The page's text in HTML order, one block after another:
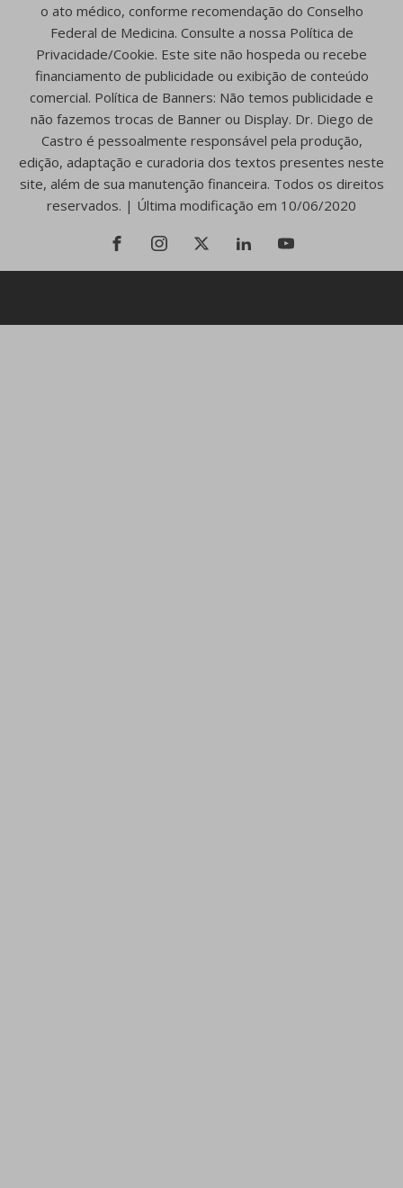
o ato médico, conforme recomendação do Conselho
Federal de Medicina. Consulte a nossa Política de
Privacidade/Cookie. Este site não hospeda ou recebe
financiamento de publicidade ou exibição de conteúdo
comercial. Política de Banners: Não temos publicidade e
não fazemos trocas de Banner ou Display. Dr. Diego de
Castro é pessoalmente responsável pela produção,
edição, adaptação e curadoria dos textos presentes neste
site, além de sua manutenção financeira. Todos os direitos
reservados. | Última modificação em 10/06/2020